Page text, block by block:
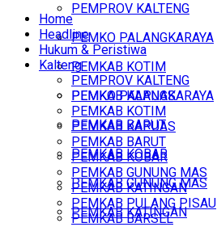
PEMPROV KALTENG
PEMKO PALANGKARAYA
PEMKAB KOTIM
PEMKAB KAPUAS
PEMKAB BARUT
PEMKAB KOBAR
PEMKAB GUNUNG MAS
PEMKAB KATINGAN
Home
Headline
Hukum & Peristiwa
Kalteng
PEMPROV KALTENG
PEMKO PALANGKARAYA
PEMKAB KOTIM
PEMKAB KAPUAS
PEMKAB BARUT
PEMKAB KOBAR
PEMKAB GUNUNG MAS
PEMKAB KATINGAN
PEMKAB PULANG PISAU
PEMKAB BARSEL